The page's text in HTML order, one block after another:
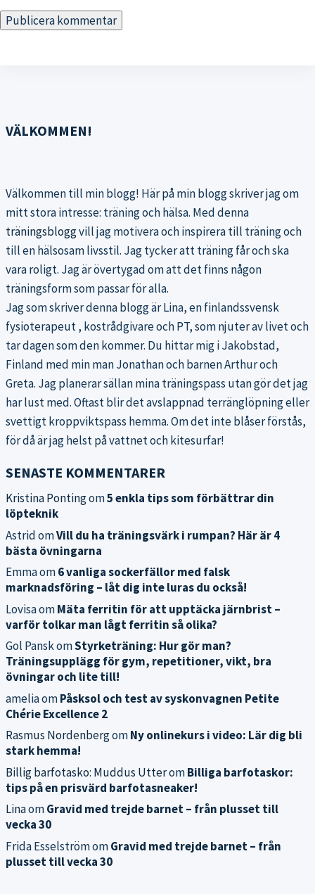
VÄLKOMMEN!
Välkommen till min blogg! Här på min blogg skriver jag om
mitt stora intresse: träning och hälsa. Med denna
träningsbloggvill jag motivera och inspirera till träning och
till en hälsosam livsstil. Jag tycker att träning får och ska
vara roligt. Jag är övertygad om att det finns någon
träningsform som passar för alla.
Jag som skriver denna blogg är Lina, en finlandssvensk
fysioterapeut , kostrådgivare och PT, som njuter av livet och
tar dagen som den kommer. Du hittar mig i Jakobstad,
Finland med min man Jonathan och barnen Arthur och
Greta. Jag planerar sällan mina träningspass utan gör det jag
har lust med. Oftast blir det avslappnad terränglöpning eller
svettigt kroppviktspass hemma. Om det inte blåser förstås,
för då är jag helst på vattnet och kitesurfar!
SENASTE KOMMENTARER
Kristina Pontingom5 enkla tips som förbättrar din
löpteknik
AstridomVill du ha träningsvärk i rumpan? Här är 4
bästa övningarna
Emmaom6 vanliga sockerfällor med falsk
marknadsföring – låt dig inte luras du också!
LovisaomMäta ferritin för att upptäcka järnbrist –
varför tolkar man lågt ferritin så olika?
Gol PanskomStyrketräning: Hur gör man?
Träningsupplägg för gym, repetitioner, vikt, bra
övningar och lite till!
ameliaomPåsksol och test av syskonvagnen Petite
Chérie Excellence 2
Rasmus NordenbergomNy onlinekurs i video: Lär dig bli
stark hemma!
Billig barfotasko: Muddus UtteromBilliga barfotaskor:
tips på en prisvärd barfotasneaker!
LinaomGravid med trejde barnet – från plusset till
vecka 30
Frida EsselströmomGravid med trejde barnet – från
plusset till vecka 30